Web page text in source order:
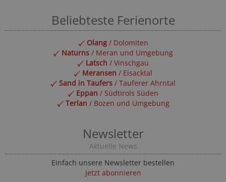
Beliebteste Ferienorte
Olang/ Dolomiten
Naturns / Meran und Umgebung
Latsch / Vinschgau
Meransen / Eisacktal
Sand in Taufers / Tauferer Ahrntal
Eppan / Südtirols Süden
Terlan / Bozen und Umgebung
Newsletter
Aktuelle News
Einfach unsere Newsletter bestellen
Jetzt abonnieren